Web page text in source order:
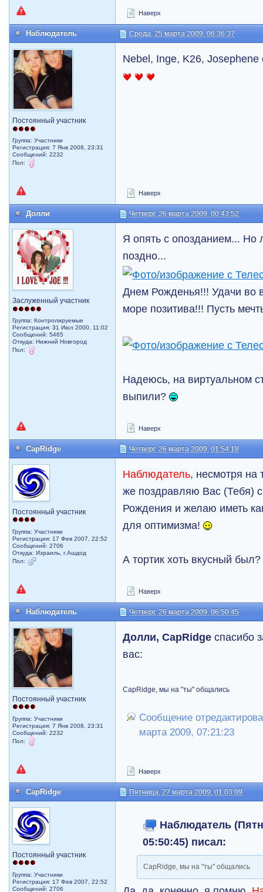
Наверх
Наблюдатель Среда, 25 марта 2009, 06:36:37
Постоянный участник
Группа: Участники
Регистрация: 7 Янв 2008, 23:31
Сообщений: 2232
Пол:
Nebel, Inge, K26,
Наверх
Долли Четверг, 26 марта 2009, 00:43:52
Заслуженный участник
Группа: Контролируемые
Регистрация: 31 Июл 2000, 11:02
Сообщений: 5465
Откуда: Нижний Новгород
Пол:
Я опять с опозданием... Но
поздно...
Днем Рожденья!!! Удачи во
море позитива!!! Пусть
Надеюсь, на виртуальном
выпили?
Наверх
CapRidge Четверг, 26 марта 2009, 01:54:18
Постоянный участник
Группа: Участники
Регистрация: 17 Фев 2007, 22:52
Сообщений: 2706
Откуда: Израиль, г.Ашдод
Пол:
Наблюдатель, несмотря на
же поздравляю Вас (Тебя)
Рождения и желаю иметь
для оптимизма!
А тортик хоть вкусный
Наверх
Наблюдатель Четверг, 26 марта 2009, 06:50:45
Постоянный участник
Группа: Участники
Регистрация: 7 Янв 2008, 23:31
Сообщений: 2232
Пол:
Долли, CapRidge спасибо
вас:
CapRidge, мы на "ты" общались
Сообщение
марта 2009, 07:21:23
Наверх
CapRidge Пятница, 27 марта 2009, 01:03:09
Постоянный участник
Группа: Участники
Регистрация: 17 Фев 2007, 22:52
Сообщений: 2706
Наблюдатель
05:50:45) писал:
CapRidge, мы на "ты" общались